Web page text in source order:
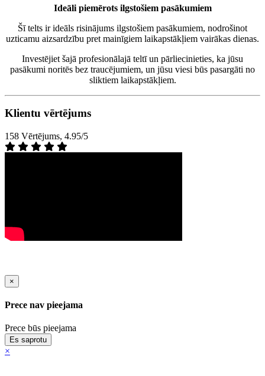
Ideāli piemērots ilgstošiem pasākumiem
Šī telts ir ideāls risinājums ilgstošiem pasākumiem, nodrošinot
uzticamu aizsardzību pret mainīgiem laikapstākļiem vairākas dienas.
Investējiet šajā profesionālajā teltī un pārliecinieties, ka jūsu
pasākumi noritēs bez traucējumiem, un jūsu viesi būs pasargāti no
sliktiem laikapstākļiem.
Klientu vērtējums
158 Vērtējums, 4.95/5
×
Prece nav pieejama
Prece būs pieejama
Es saprotu
×